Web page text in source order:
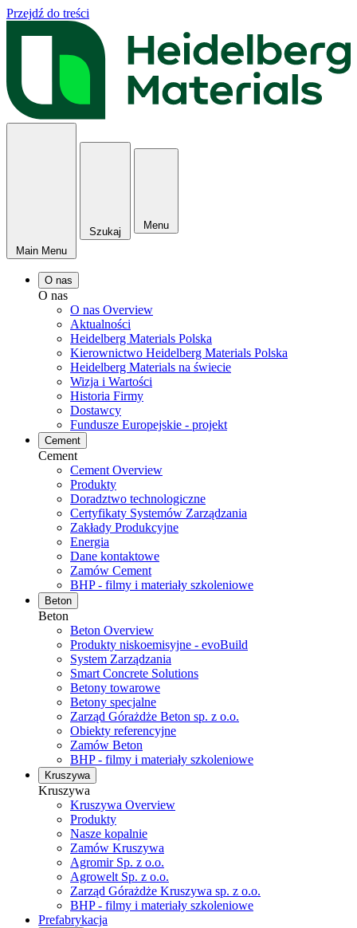
Przejdź do treści
Main Menu
Szukaj
Menu
O nas
O nas
O nas Overview
Aktualności
Heidelberg Materials Polska
Kierownictwo Heidelberg Materials Polska
Heidelberg Materials na świecie
Wizja i Wartości
Historia Firmy
Dostawcy
Fundusze Europejskie - projekt
Cement
Cement
Cement Overview
Produkty
Doradztwo technologiczne
Certyfikaty Systemów Zarządzania
Zakłady Produkcyjne
Energia
Dane kontaktowe
Zamów Cement
BHP - filmy i materiały szkoleniowe
Beton
Beton
Beton Overview
Produkty niskoemisyjne - evoBuild
System Zarządzania
Smart Concrete Solutions
Betony towarowe
Betony specjalne
Zarząd Górażdże Beton sp. z o.o.
Obiekty referencyjne
Zamów Beton
BHP - filmy i materiały szkoleniowe
Kruszywa
Kruszywa
Kruszywa Overview
Produkty
Nasze kopalnie
Zamów Kruszywa
Agromir Sp. z o.o.
Agrowelt Sp. z o.o.
Zarząd Górażdże Kruszywa sp. z o.o.
BHP - filmy i materiały szkoleniowe
Prefabrykacja